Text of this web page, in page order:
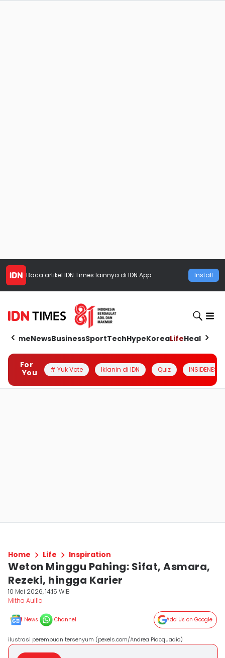
Baca artikel IDN Times lainnya di IDN App Install
HomeNewsBusinessSportTechHypeKoreaLifeHealth
For
You
# Yuk Vote Iklanin di IDN Quiz INSIDENESIA
Home Life Inspiration
Weton Minggu Pahing: Sifat, Asmara,
Rezeki, hingga Karier
10 Mei 2026, 14:15 WIB
Mitha Aullia
News Channel Add Us on Google
ilustrasi perempuan tersenyum (pexels.com/Andrea Piacquadio)